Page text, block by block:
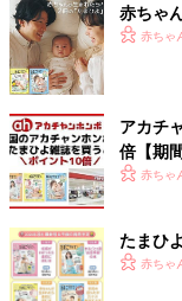
すると「給料ごまか
「私はお給料＆ボー
「私の夫なんて長年
よう、会社に指示し
子どもの奨学金が通
本当の年収を知りま
転勤断っているから
ないとか、ベラベラ
赤ちゃ
赤ちゃ
アカチ
倍【期
赤ちゃ
たまひ
赤ちゃ